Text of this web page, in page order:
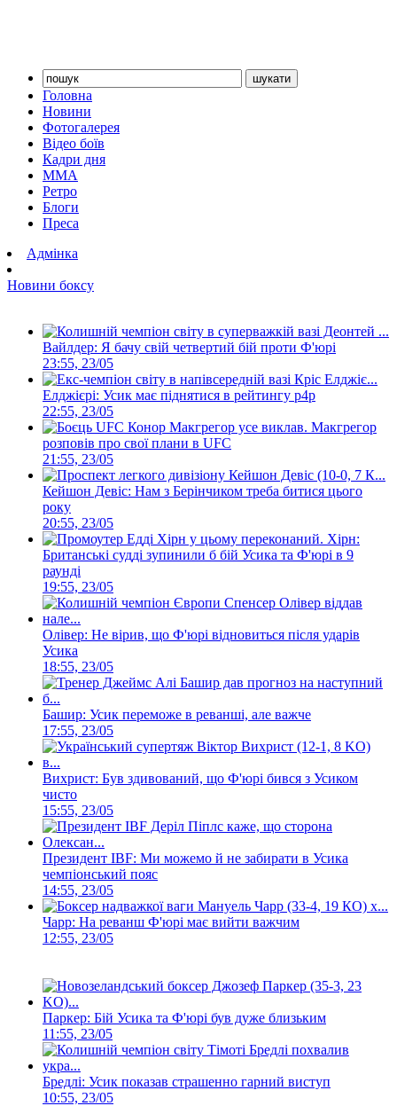
Головна
Новини
Фотогалерея
Відео боїв
Кадри дня
ММА
Ретро
Блоги
Преса
Адмінка
Новини боксу
Вайлдер: Я бачу свій четвертий бій проти Ф'юрі
23:55, 23/05
Елджієрі: Усик має піднятися в рейтингу р4р
22:55, 23/05
Макгрегор
розповів про свої плани в UFC
21:55, 23/05
Кейшон Девіс: Нам з Берінчиком треба битися цього
року
20:55, 23/05
Хірн:
Британські судді зупинили б бій Усика та Ф'юрі в 9
раунді
19:55, 23/05
Олівер: Не вірив, що Ф'юрі відновиться після ударів
Усика
18:55, 23/05
Башир: Усик переможе в реванші, але важче
17:55, 23/05
Вихрист: Був здивований, що Ф'юрі бився з Усиком
чисто
15:55, 23/05
Президент IBF: Ми можемо й не забирати в Усика
чемпіонський пояс
14:55, 23/05
Чарр: На реванш Ф'юрі має вийти важчим
12:55, 23/05
Паркер: Бій Усика та Ф'юрі був дуже близьким
11:55, 23/05
Бредлі: Усик показав страшенно гарний виступ
10:55, 23/05